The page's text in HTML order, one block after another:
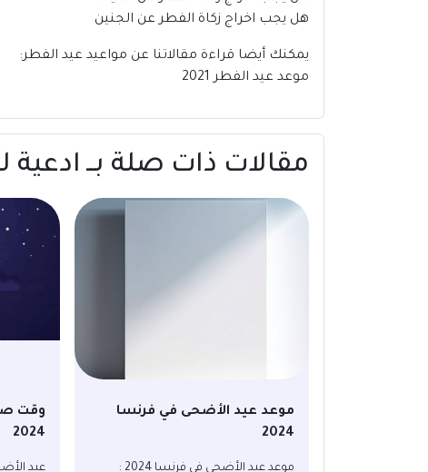
هل يجب اخراج زكاة الفطر عن الجنين
يمكنك أيضا قراءة مقالاتنا عن مواعيد عيد الفطر:
موعد عيد الفطر 2021
مقالات ذات صلة بــ ادعية
موعد عيد الأضحى في فرنسا
2024
موعد عيد الأضحى في فرنسا 2024 :
وقت
2024
عيد